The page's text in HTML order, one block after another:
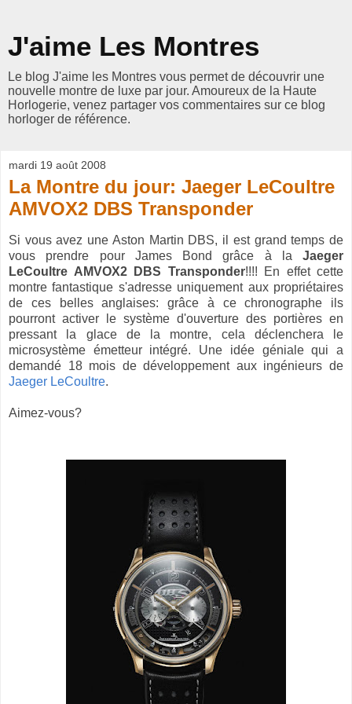
J'aime Les Montres
Le blog J'aime les Montres vous permet de découvrir une
nouvelle montre de luxe par jour. Amoureux de la Haute
Horlogerie, venez partager vos commentaires sur ce blog
horloger de référence.
mardi 19 août 2008
La Montre du jour: Jaeger LeCoultre
AMVOX2 DBS Transponder
Si vous avez une Aston Martin DBS, il est grand temps de
vous prendre pour James Bond grâce à la Jaeger
LeCoultre AMVOX2 DBS Transponder!!!! En effet cette
montre fantastique s'adresse uniquement aux propriétaires
de ces belles anglaises: grâce à ce chronographe ils
pourront activer le système d'ouverture des portières en
pressant la glace de la montre, cela déclenchera le
microsystème émetteur intégré. Une idée géniale qui a
demandé 18 mois de développement aux ingénieurs de
Jaeger LeCoultre.
Aimez-vous?